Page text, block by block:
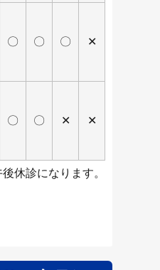
〇 〇 〇 ✕
〇 〇 ✕ ✕
休診になります。